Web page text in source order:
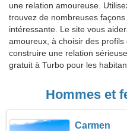
une relation amoureuse.
trouvez de nombreuses
intéressante. Le site vous
amoureux, à choisir des
construire une relation
gratuit à Turbo pour les
Hommes et
Carmen